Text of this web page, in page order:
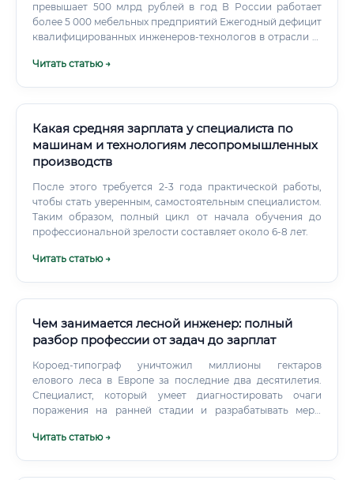
превышает 500 млрд рублей в год В России работает
более 5 000 мебельных предприятий Ежегодный дефицит
квалифицированных инженеров-технологов в отрасли —
стимулирует развитие производств ✅ Профессия
из-за искусственного интеллекта 🤖 Это один из самых
актуальных вопросов для тех, кто выбирает профессию
на долгосрочную перспективу. Объективный анализ: 💡
Вывод: ИИ и автоматизация сделают работу инженера
мебельного производства более эффективной, но не
заменят специалиста.
Читать статью →
Какая средняя зарплата у специалиста по
машинам и технологиям лесопромышленных
производств
После этого требуется 2-3 года практической работы,
чтобы стать уверенным, самостоятельным специалистом.
Таким образом, полный цикл от начала обучения до
профессиональной зрелости составляет около 6-8 лет.
Читать статью →
Чем занимается лесной инженер: полный
разбор профессии от задач до зарплат
Короед-типограф уничтожил миллионы гектаров
елового леса в Европе за последние два десятилетия.
Специалист, который умеет диагностировать очаги
поражения на ранней стадии и разрабатывать меры
знаниями. Умение работать с ArcGIS, QGIS, обрабатывать
Читать статью →